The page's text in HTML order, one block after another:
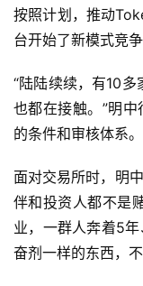
按照计划，推动
台开始了新模式竞争
“陆陆续续，有10
也都在接触。”明
的条件和审核体系。
面对交易所时，明
伴和投资人都不是
业，一群人奔着5
奋剂一样的东西，